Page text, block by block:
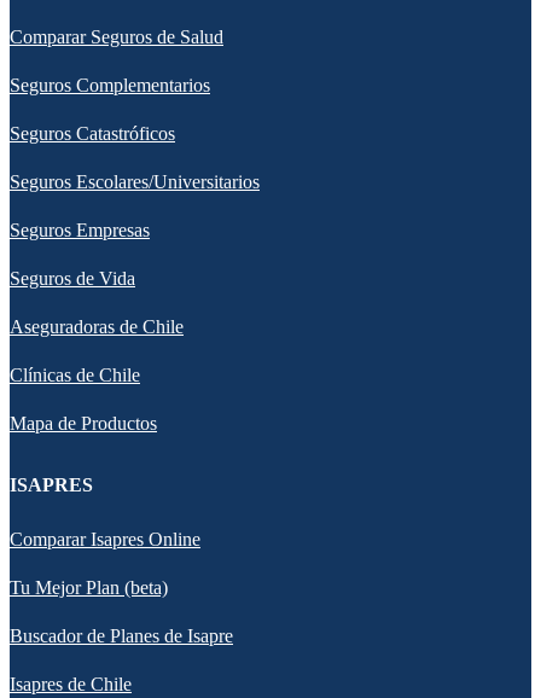
Comparar Seguros de Salud
Seguros Complementarios
Seguros Catastróficos
Seguros Escolares/Universitarios
Seguros Empresas
Seguros de Vida
Aseguradoras de Chile
Clínicas de Chile
Mapa de Productos
ISAPRES
Comparar Isapres Online
Tu Mejor Plan (beta)
Buscador de Planes de Isapre
Isapres de Chile